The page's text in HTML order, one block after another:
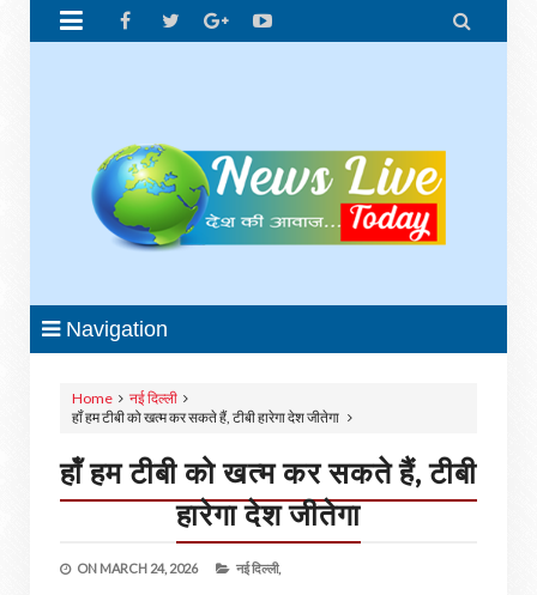
 
Navigation
Home
नई दिल्‍ली
हॉं हम टीबी को खत्म कर सकते हैं, टीबी हारेगा देश जीतेगा
हॉं हम टीबी को खत्म कर सकते हैं, टीबी
हारेगा देश जीतेगा
ON MARCH 24, 2026 नई दिल्‍ली,